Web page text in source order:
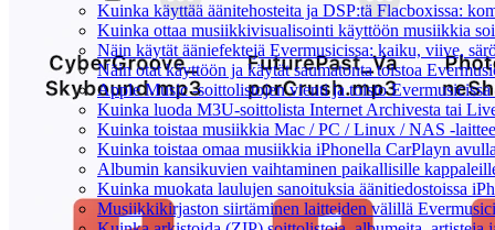
Kuinka käyttää äänitehosteita ja DSP:tä Flacboxissa:
Kuinka ottaa musiikkivisualisointi käyttöön musiikkia
Näin käytät ääniefektejä Evermusicissa: kaiku, viive,
Näin otat käyttöön ja käytät saumatonta toistoa
Apple Music -soittolistojen vienti ja toisto
Kuinka luoda M3U-soittolista Internet Archivesta tai
Kuinka toistaa musiikkia Mac / PC / Linux / NAS -
Kuinka toistaa omaa musiikkia iPhonella CarPlayn
Albumin kansikuvien vaihtaminen paikallisille
Kuinka muokata laulujen sanoituksia äänitiedostoissa
Musiikkikirjaston siirtäminen laitteiden välillä